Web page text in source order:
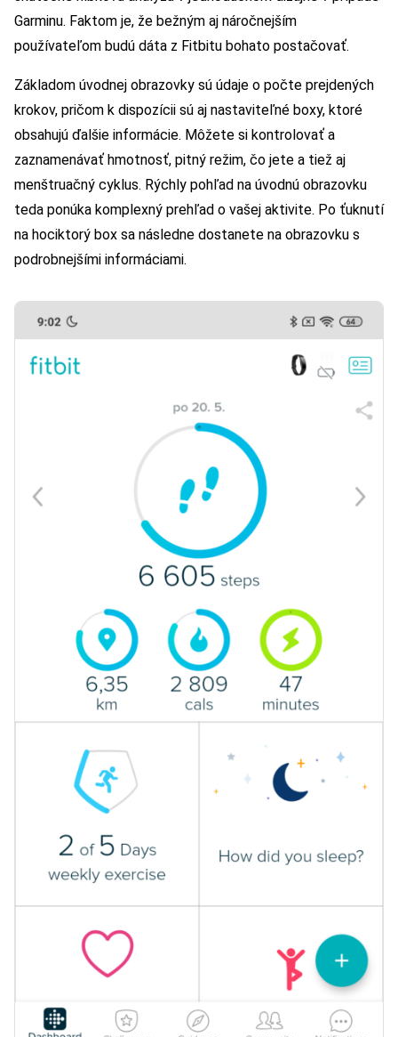
Garminu. Faktom je, že bežným aj náročnejším
používateľom budú dáta z Fitbitu bohato postačovať.
Základom úvodnej obrazovky sú údaje o počte prejdených
krokov, pričom k dispozícii sú aj nastaviteľné boxy, ktoré
obsahujú ďalšie informácie. Môžete si kontrolovať a
zaznamenávať hmotnosť, pitný režim, čo jete a tiež aj
menštruačný cyklus. Rýchly pohľad na úvodnú obrazovku
teda ponúka komplexný prehľad o vašej aktivite. Po ťuknutí
na hociktorý box sa následne dostanete na obrazovku s
podrobnejšími informáciami.